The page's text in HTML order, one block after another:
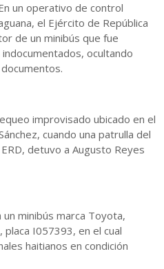
un operativo de control
el Ejército de República
de un minibús que fue
ocultando
improvisado ubicado en el
cuando una patrulla del
detuvo a Augusto Reyes
minibús marca Toyota,
I057393, en el cual
haitianos en condición